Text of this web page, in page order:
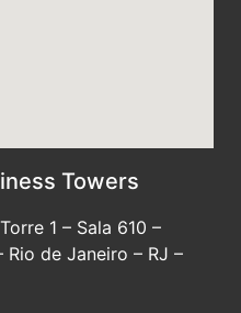
Towers
1 – Sala 610 –
Rio de Janeiro – RJ –